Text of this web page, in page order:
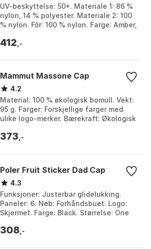
UV-beskyttelse: 50+. Materiale 1: 86 %
nylon, 14 % polyester. Materiale 2: 100
% nylon. Fôr: 100 % nylon. Farge: Amber,
Light...
412 ,-
Mammut Massone Cap
4.2
Material: 100 % økologisk bomull. Vekt:
95 g. Farger: Forskjellige farger med
ulike logo-merker. Bærekraft: Økologisk
M...
373 ,-
Poler Fruit Sticker Dad Cap
4.3
Funksjoner: Justerbar glidelukking.
Paneler: 6. Neb: Forhåndsbuet. Logo:
Skjermet. Farge: Black. Størrelse: One
308 ,-